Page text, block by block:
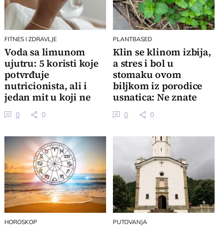
FITNES I ZDRAVLJE
Voda sa limunom
ujutru: 5 koristi koje
potvrđuje
nutricionista, ali i
jedan mit u koji ne
treba da verujete
0 0
PLANTBASED
Klin se klinom izbija,
a stres i bol u
stomaku ovom
biljkom iz porodice
usnatica: Ne znate
koliko je čaj super
0 0
HOROSKOP PUTOVANJA